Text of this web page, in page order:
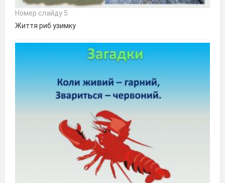
Номер слайду 5
Життя риб узимку